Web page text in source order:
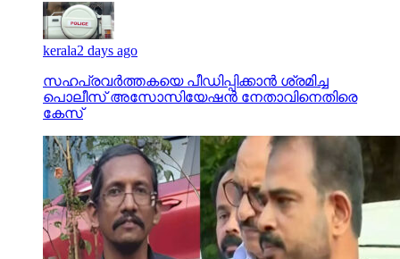
kerala2 days ago
സഹപ്രവര്‍ത്തകയെ പീഡിപ്പിക്കാന്‍ ശ്രമിച്ച
പൊലീസ് അസോസിയേഷന്‍ നേതാവിനെതിരെ
കേസ്